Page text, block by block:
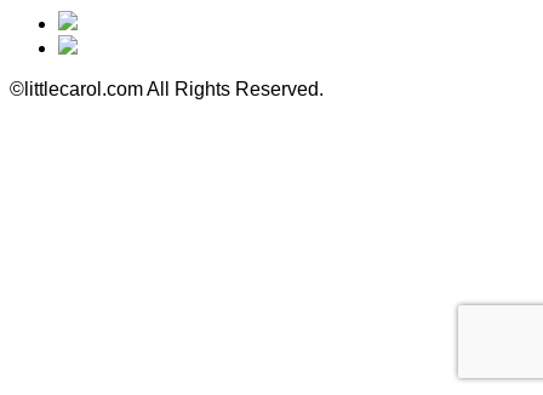
©littlecarol.com All Rights Reserved.